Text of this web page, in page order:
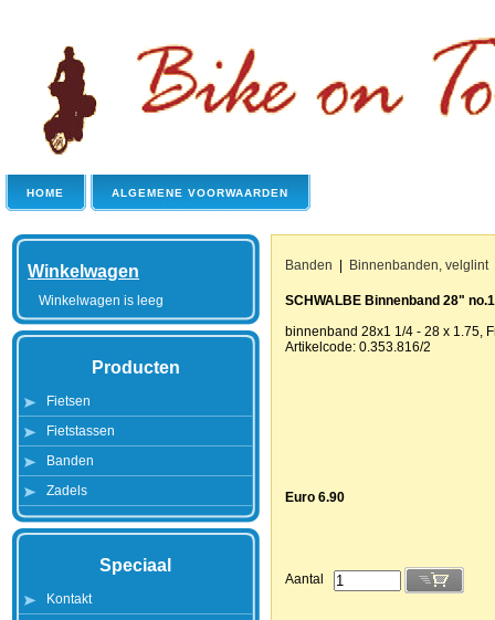
HOME ALGEMENE VOORWAARDEN
Winkelwagen
Winkelwagen is leeg
Producten
Fietsen
Fietstassen
Banden
Zadels
Speciaal
Kontakt
Banden Binnenbanden, velglint
SCHWALBE Binnenband 28"
binnenband 28x1 1/4 - 28 x 1.75,
Artikelcode: 0.353.816/2
Euro 6.90
Aantal